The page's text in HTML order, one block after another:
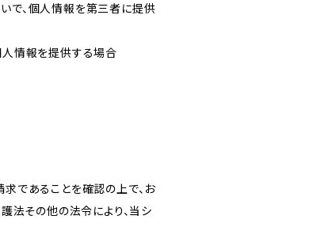
で、個人情報を第三者に提供
人情報を提供する場合
であることを確認の上で、お
法その他の法令により、当シ